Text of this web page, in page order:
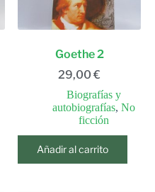
Goethe 2
29,00 €
Biografías y
autobiografías, No
ficción
Añadir al carrito